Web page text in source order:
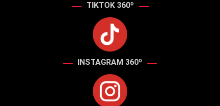
TIKTOK 360º
INSTAGRAM 360º